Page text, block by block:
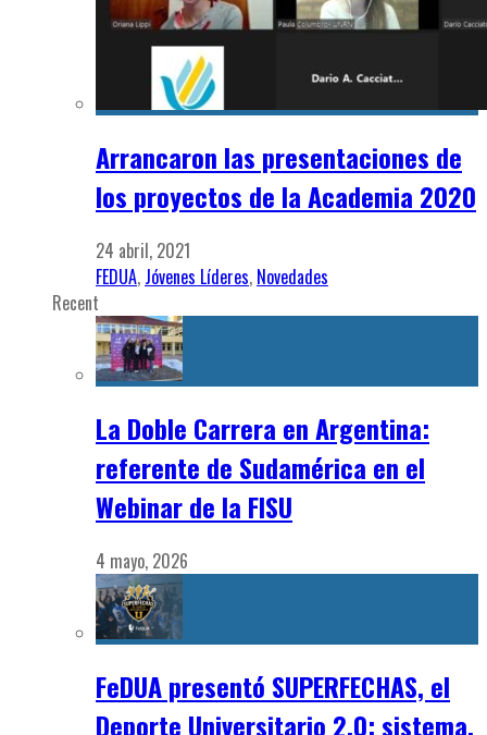
Arrancaron las presentaciones de
los proyectos de la Academia 2020
24 abril, 2021
FEDUA, Jóvenes Líderes, Novedades
Recent
La Doble Carrera en Argentina:
referente de Sudamérica en el
Webinar de la FISU
4 mayo, 2026
FeDUA presentó SUPERFECHAS, el
Deporte Universitario 2.0: sistema,